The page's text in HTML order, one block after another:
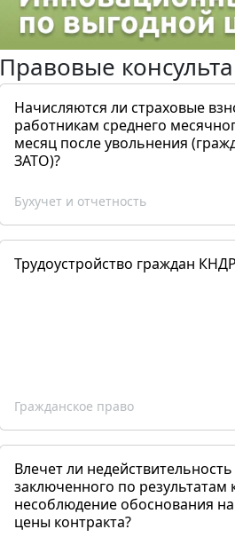
Правовые
Начисляются ли страховые
работникам среднего
месяц после увольнения
ЗАТО)?
Бухучет и отчетность
Трудоустройство граждан
Гражданское право
Влечет ли
заключенного по результатам
несоблюдение обоснования
цены контракта?